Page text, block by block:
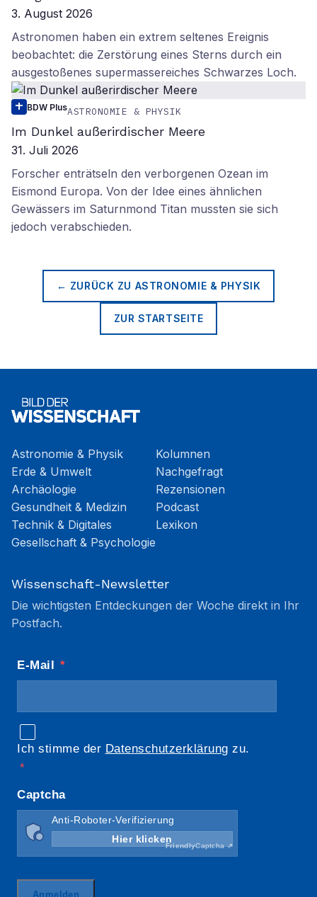
3. August 2026
Astronomen haben ein extrem seltenes Ereignis
beobachtet: die Zerstörung eines Sterns durch ein
ausgestoßenes supermassereiches Schwarzes Loch.
BDW PlusASTRONOMIE & PHYSIK
Im Dunkel außerirdischer Meere
31. Juli 2026
Forscher enträtseln den verborgenen Ozean im
Eismond Europa. Von der Idee eines ähnlichen
Gewässers im Saturnmond Titan mussten sie sich
jedoch verabschieden.
← ZURÜCK ZU ASTRONOMIE & PHYSIK
ZUR STARTSEITE
Astronomie & Physik
Erde & Umwelt
Archäologie
Gesundheit & Medizin
Technik & Digitales
Gesellschaft & Psychologie
Kolumnen
Nachgefragt
Rezensionen
Podcast
Lexikon
Wissenschaft-Newsletter
Die wichtigsten Entdeckungen der Woche direkt in Ihr
Postfach.